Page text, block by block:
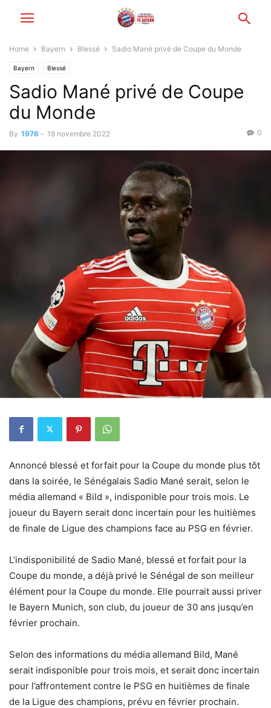
Home Bayern Blessé Sadio Mané privé de Coupe du Monde
Bayern Blessé
Sadio Mané privé de Coupe
du Monde
By 1976 - 18 novembre 2022 0
Annoncé blessé et forfait pour la Coupe du monde plus tôt
dans la soirée, le Sénégalais Sadio Mané serait, selon le
média allemand « Bild », indisponible pour trois mois. Le
joueur du Bayern serait donc incertain pour les huitièmes
de finale de Ligue des champions face au PSG en février.
L’indisponibilité de Sadio Mané, blessé et forfait pour la
Coupe du monde, a déjà privé le Sénégal de son meilleur
élément pour la Coupe du monde. Elle pourrait aussi priver
le Bayern Munich, son club, du joueur de 30 ans jusqu’en
février prochain.
Selon des informations du média allemand Bild, Mané
serait indisponible pour trois mois, et serait donc incertain
pour l’affrontement contre le PSG en huitièmes de finale
de la Ligue des champions, prévu en février prochain.